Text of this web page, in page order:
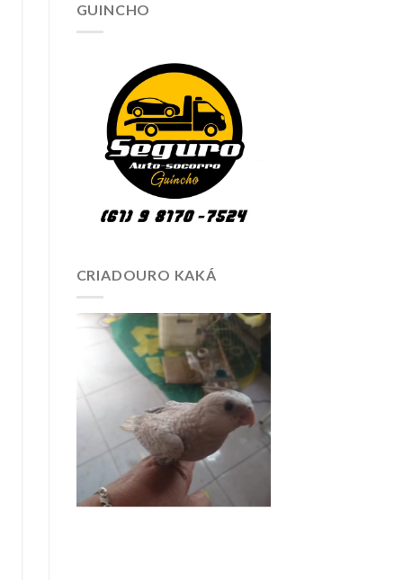
GUINCHO
CRIADOURO KAKÁ